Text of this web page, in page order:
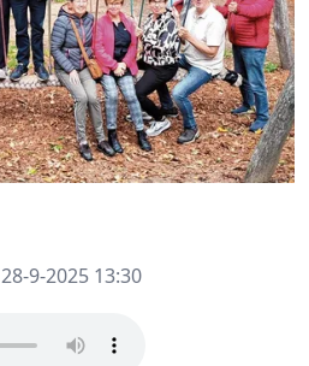
28-9-2025 13:30